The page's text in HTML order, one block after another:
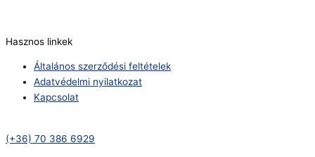
Hasznos linkek
Általános szerződési feltételek
Adatvédelmi nyilatkozat
Kapcsolat
(+36) 70 386 6929